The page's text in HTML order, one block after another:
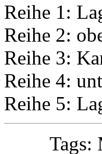
Reihe 1:
Reihe 2:
Reihe 3:
Reihe 4:
Reihe 5:
Tags: